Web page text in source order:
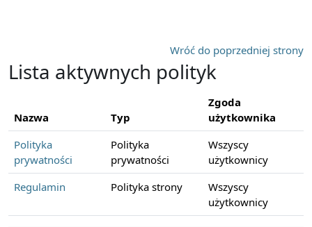
Wróć do poprzedniej strony
Lista aktywnych polityk
Nazwa Typ
Zgoda
użytkownika
Polityka
prywatności
Polityka
prywatności
Wszyscy
użytkownicy
Regulamin
Polityka strony
Wszyscy
użytkownicy